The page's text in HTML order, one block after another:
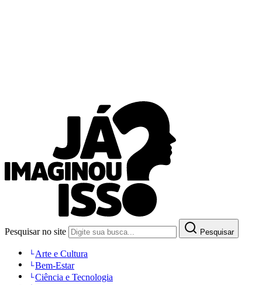
Pesquisar no site Pesquisar
Arte e Cultura
Bem-Estar
Ciência e Tecnologia